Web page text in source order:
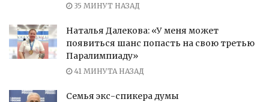
35 МИНУТ НАЗАД
Наталья Далекова: «У меня может
появиться шанс попасть на свою третью
Паралимпиаду»
41 МИНУТА НАЗАД
Семья экс-спикера думы